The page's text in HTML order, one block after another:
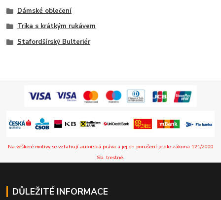
Dámské oblečení
Trika s krátkým rukávem
Stafordšírský Bulteriér
Na veškeré motivy se vztahují autorská práva a jejich porušení je dle zákona 121/2000
Sb. trestné.
DŮLEŽITÉ INFORMACE